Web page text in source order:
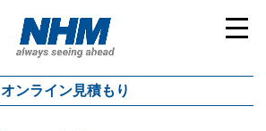
オンライン見積もり